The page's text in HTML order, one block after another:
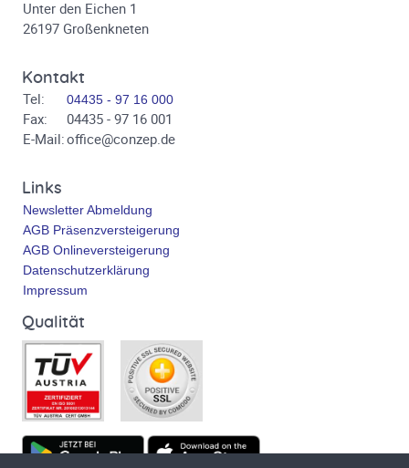
Unter den Eichen 1
26197 Großenkneten
Kontakt
Tel: 04435 - 97 16 000
Fax:
04435 - 97 16 001
E-Mail:office@conzep.de
Links
Newsletter Abmeldung
AGB Präsenzversteigerung
AGB Onlineversteigerung
Datenschutzerklärung
Impressum
Qualität